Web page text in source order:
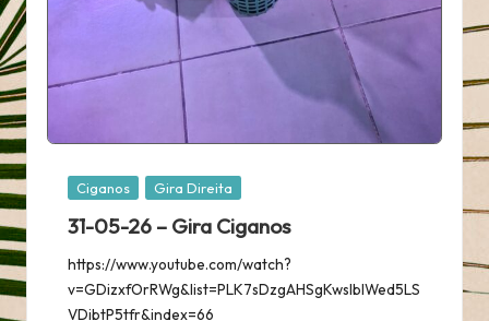
Posted
Ciganos Gira Direita
31-05-26 – Gira Ciganos
https://www.youtube.com/watch?
v=GDizxfOrRWg&list=PLK7sDzgAHSgKwslbIWed5LS
VDibtP5tfr&index=66